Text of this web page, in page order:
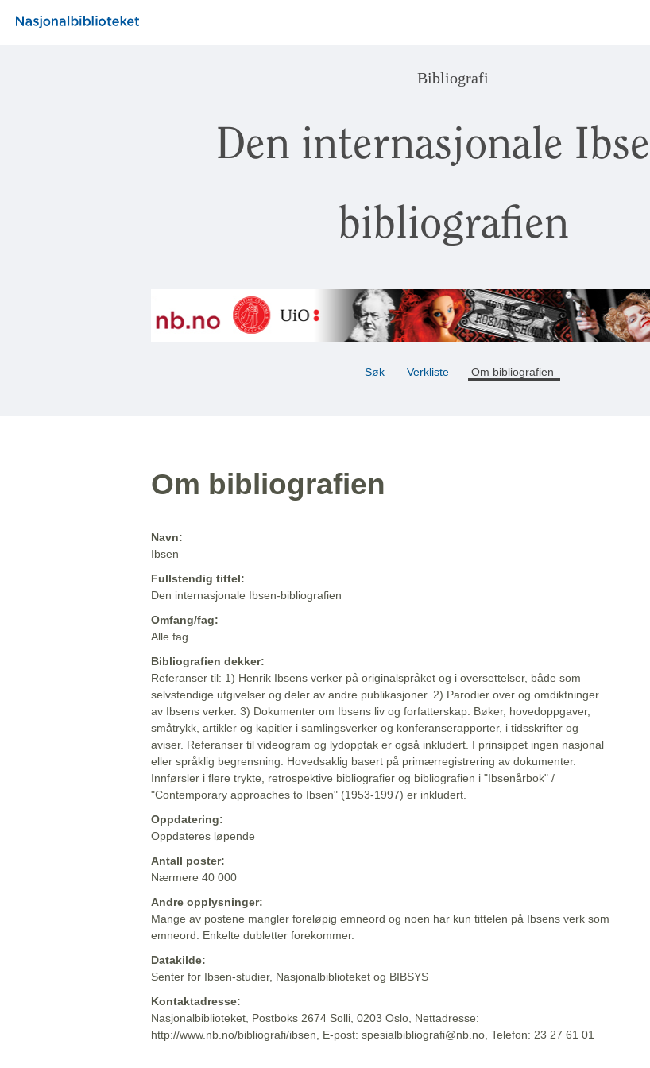
Bibliografi
Den internasjonale
bibliografien
Søk Verkliste Om bibliografien
Om bibliografien
Navn:
Ibsen
Fullstendig tittel:
Den internasjonale Ibsen-bibliografien
Omfang/fag:
Alle fag
Bibliografien dekker:
Referanser til: 1) Henrik Ibsens verker på originalspråket og i oversettelser, både som
selvstendige utgivelser og deler av andre publikasjoner. 2) Parodier over og omdiktninger
av Ibsens verker. 3) Dokumenter om Ibsens liv og forfatterskap: Bøker, hovedoppgaver,
småtrykk, artikler og kapitler i samlingsverker og konferanserapporter, i tidsskrifter og
aviser. Referanser til videogram og lydopptak er også inkludert. I prinsippet ingen nasjonal
eller språklig begrensning. Hovedsaklig basert på primærregistrering av dokumenter.
Innførsler i flere trykte, retrospektive bibliografier og bibliografien i "Ibsenårbok" /
"Contemporary approaches to Ibsen" (1953-1997) er inkludert.
Oppdatering:
Oppdateres løpende
Antall poster:
Nærmere 40 000
Andre opplysninger:
Mange av postene mangler foreløpig emneord og noen har kun tittelen på Ibsens verk som
emneord. Enkelte dubletter forekommer.
Datakilde:
Senter for Ibsen-studier, Nasjonalbiblioteket og BIBSYS
Kontaktadresse:
Nasjonalbiblioteket, Postboks 2674 Solli, 0203 Oslo, Nettadresse:
http://www.nb.no/bibliografi/ibsen, E-post: spesialbibliografi@nb.no, Telefon: 23 27 61 01